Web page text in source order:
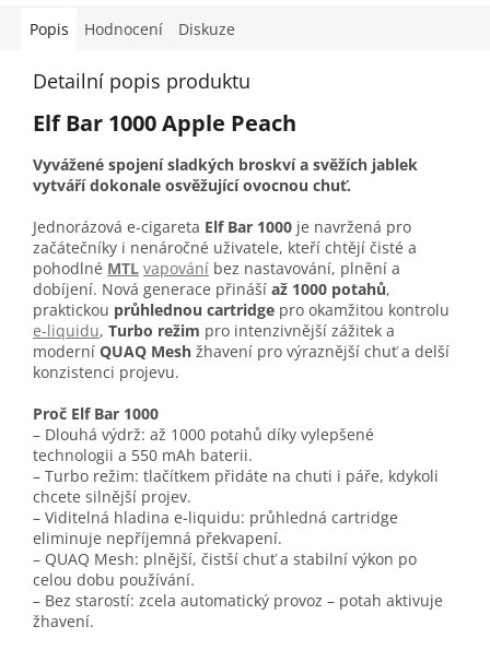
Popis Hodnocení Diskuze
Detailní popis produktu
Elf Bar 1000 Apple Peach
Vyvážené spojení sladkých broskví a svěžích jablek
vytváří dokonale osvěžující ovocnou chuť.
Jednorázová e-cigareta Elf Bar 1000 je navržená pro
začátečníky i nenáročné uživatele, kteří chtějí čisté a
pohodlné MTL vapování bez nastavování, plnění a
dobíjení. Nová generace přináší až 1000 potahů,
praktickou průhlednou cartridge pro okamžitou kontrolu
e-liquidu, Turbo režim pro intenzivnější zážitek a
moderní QUAQ Mesh žhavení pro výraznější chuť a delší
konzistenci projevu.
Proč Elf Bar 1000
– Dlouhá výdrž: až 1000 potahů díky vylepšené
technologii a 550 mAh baterii.
– Turbo režim: tlačítkem přidáte na chuti i páře, kdykoli
chcete silnější projev.
– Viditelná hladina e-liquidu: průhledná cartridge
eliminuje nepříjemná překvapení.
– QUAQ Mesh: plnější, čistší chuť a stabilní výkon po
celou dobu používání.
– Bez starostí: zcela automatický provoz – potah aktivuje
žhavení.